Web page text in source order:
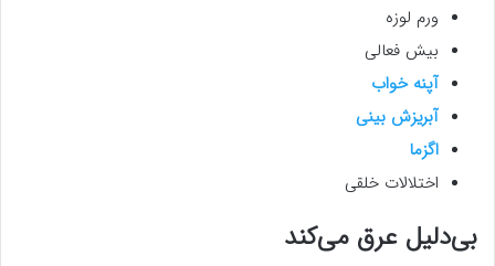
ورم لوزه
بیش فعالی
آپنه خواب
آبریزش بینی
اگزما
اختلالات خلقی
بی‌دلیل عرق می‌کند